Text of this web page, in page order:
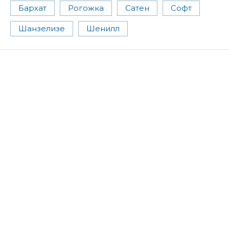
Бархат Рогожка Сатен Софт
Шанзелизе Шенилл